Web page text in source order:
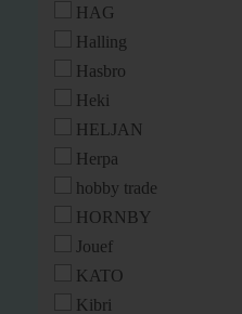
HAG
Halling
Hasbro
Heki
HELJAN
Herpa
hobby trade
HORNBY
Jouef
KATO
Kibri